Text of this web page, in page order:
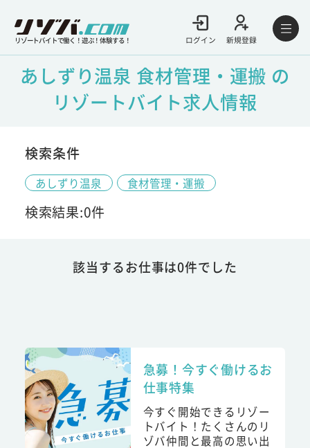
リゾートバイトで働く！遊ぶ！体験する！ ログイン 新規登録
あしずり温泉 食材管理・運搬 の
リゾートバイト求人情報
検索条件
あしずり温泉 食材管理・運搬
検索結果:0件
該当するお仕事は0件でした
急募！今すぐ働けるお
仕事特集
今すぐ開始できるリゾー
トバイト！たくさんのリ
ゾバ仲間と最高の思い出